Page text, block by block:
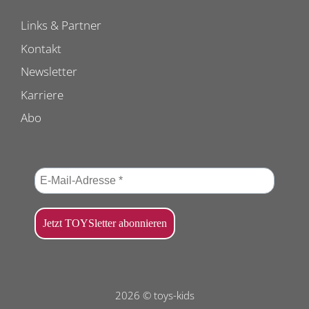
Links & Partner
Kontakt
Newsletter
Karriere
Abo
2026 © toys-kids